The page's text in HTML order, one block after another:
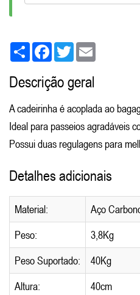
Share FacebookTwitter
Descrição geral
A cadeirinha é acoplada ao
Ideal para passeios agradáveis
Possui duas regulagens para
Detalhes adicionais
Material:
Aço
Peso:
3,8Kg
Peso Suportado:
40Kg
Altura:
40cm